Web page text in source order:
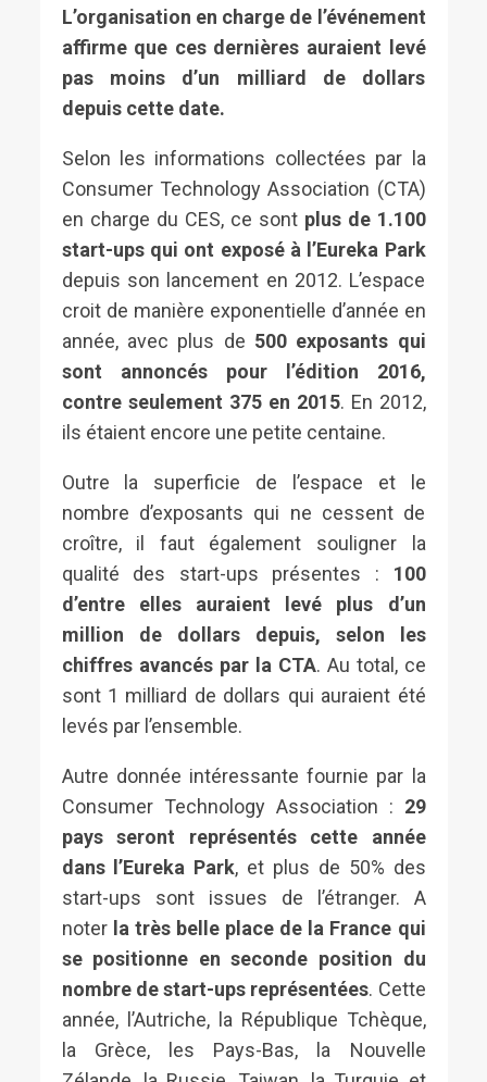
L’organisation en charge de l’événement
affirme que ces dernières auraient levé
pas moins d’un milliard de dollars
depuis cette date.
Selon les informations collectées par la
Consumer Technology Association (CTA)
en charge du CES, ce sont plus de 1.100
start-ups qui ont exposé à l’Eureka Park
depuis son lancement en 2012. L’espace
croit de manière exponentielle d’année en
année, avec plus de 500 exposants qui
sont annoncés pour l’édition 2016,
contre seulement 375 en 2015. En 2012,
ils étaient encore une petite centaine.
Outre la superficie de l’espace et le
nombre d’exposants qui ne cessent de
croître, il faut également souligner la
qualité des start-ups présentes : 100
d’entre elles auraient levé plus d’un
million de dollars depuis, selon les
chiffres avancés par la CTA. Au total, ce
sont 1 milliard de dollars qui auraient été
levés par l’ensemble.
Autre donnée intéressante fournie par la
Consumer Technology Association : 29
pays seront représentés cette année
dans l’Eureka Park, et plus de 50% des
start-ups sont issues de l’étranger. A
noter la très belle place de la France qui
se positionne en seconde position du
nombre de start-ups représentées. Cette
année, l’Autriche, la République Tchèque,
la Grèce, les Pays-Bas, la Nouvelle